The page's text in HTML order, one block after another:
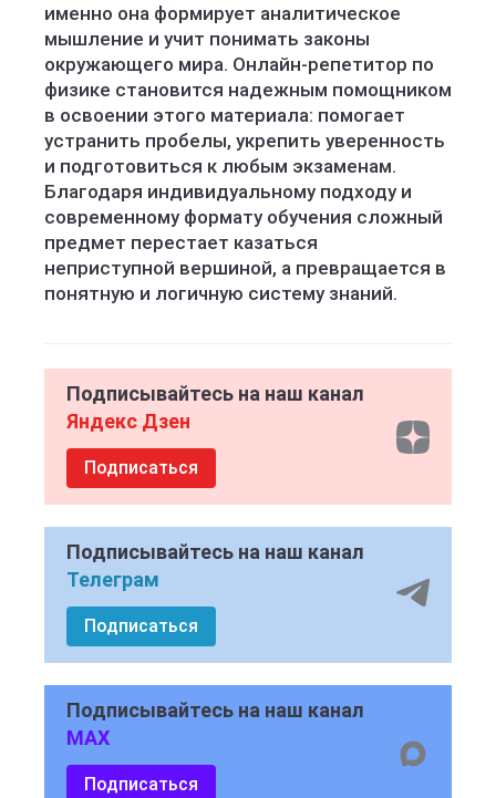
именно она формирует аналитическое
мышление и учит понимать законы
окружающего мира. Онлайн-репетитор по
физике становится надежным помощником
в освоении этого материала: помогает
устранить пробелы, укрепить уверенность
и подготовиться к любым экзаменам.
Благодаря индивидуальному подходу и
современному формату обучения сложный
предмет перестает казаться
неприступной вершиной, а превращается в
понятную и логичную систему знаний.
Подписывайтесь на наш канал
Яндекс Дзен
Подписаться
Подписывайтесь на наш канал
Телеграм
Подписаться
Подписывайтесь на наш канал
MAX
Подписаться